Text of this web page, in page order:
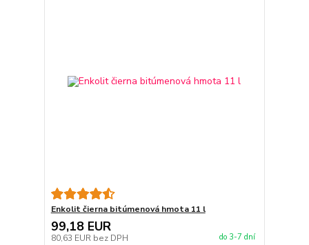
Enkolit čierna bitúmenová hmota 11 l
99,18 EUR
80,63 EUR bez DPH do 3-7 dní